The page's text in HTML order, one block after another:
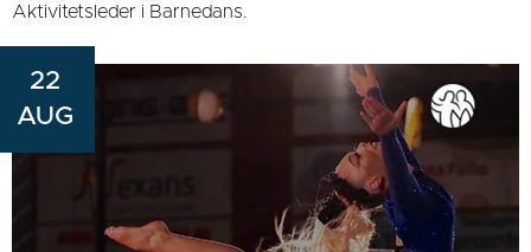
Aktivitetsleder i Barnedans.
22
AUG